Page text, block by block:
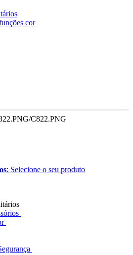
cor
: Selecione o seu produto